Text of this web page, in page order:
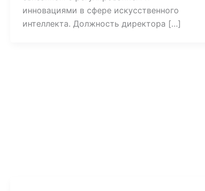
инновациями в сфере искусственного
интеллекта. Должность директора […]